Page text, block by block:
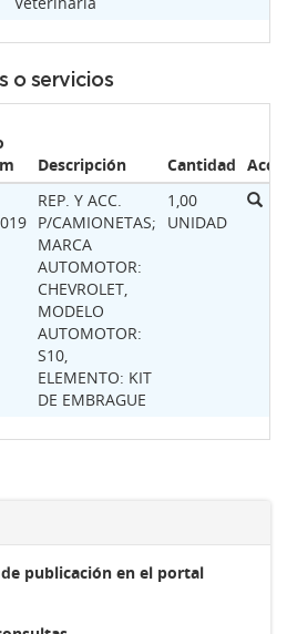
o servicios
Descripción Cantidad
REP. Y ACC.
P/CAMIONETAS;
MARCA
AUTOMOTOR:
CHEVROLET,
MODELO
AUTOMOTOR:
S10,
ELEMENTO: KIT
DE EMBRAGUE
1,00
UNIDAD
publicación en el portal